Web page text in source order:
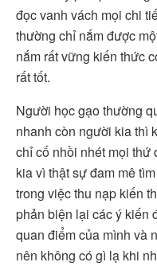
đọc vanh vách mọi chi
thường chỉ nắm được
nắm rất vững kiến thức
rất tốt.
Người học gạo thường
nhanh còn người kia thì
chỉ cố nhồi nhét mọi
kia vì thật sự đam mê
trong việc thu nạp kiến
phản biện lại các ý kiến
quan điểm của mình và
nên không có gì lạ khi